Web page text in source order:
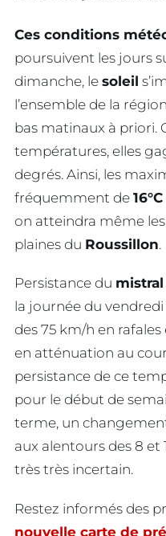
Ces conditions
poursuivent les jours
dimanche, le soleil
l’ensemble de la
bas matinaux à priori.
températures, elles
degrés. Ainsi, les
fréquemment de
on atteindra même les
plaines du Roussillon.
Persistance du mistral
la journée du
des 75 km/h en
en atténuation au
persistance de ce
pour le début de
terme, un
aux alentours des 8 et
très très incertain.
Restez informés des
nouvelle carte de